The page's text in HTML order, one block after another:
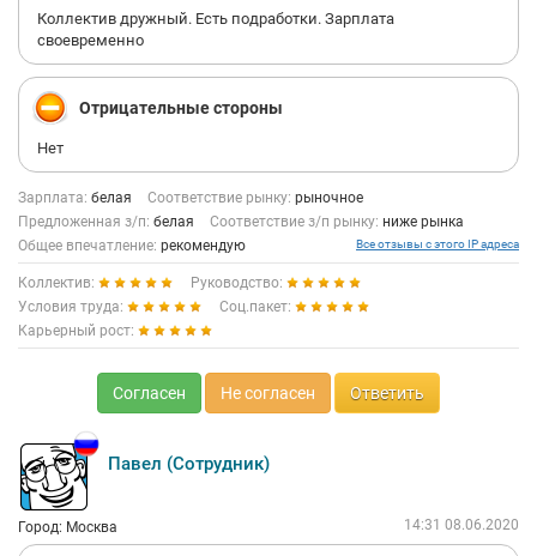
Коллектив дружный. Есть подработки. Зарплата
своевременно
Отрицательные стороны
Нет
Зарплата: белая Соответствие рынку: рыночное
Предложенная з/п: белая Соответствие з/п рынку: ниже рынка
Общее впечатление: рекомендую Все отзывы с этого IP адреса
Коллектив:
Руководство:
Условия труда:
Соц.пакет:
Карьерный рост:
Согласен Не согласен Ответить
Павел (Сотрудник)
Город: Москва 14:31 08.06.2020